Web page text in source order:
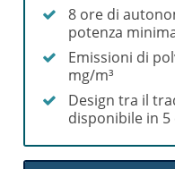
8 ore di
potenza
Emissioni di
mg/m³
Design tra il
disponibile in 5